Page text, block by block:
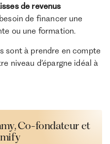
de revenus
de financer une
ou une formation.
sont à prendre en compte
niveau d’épargne idéal à
Co-fondateur et